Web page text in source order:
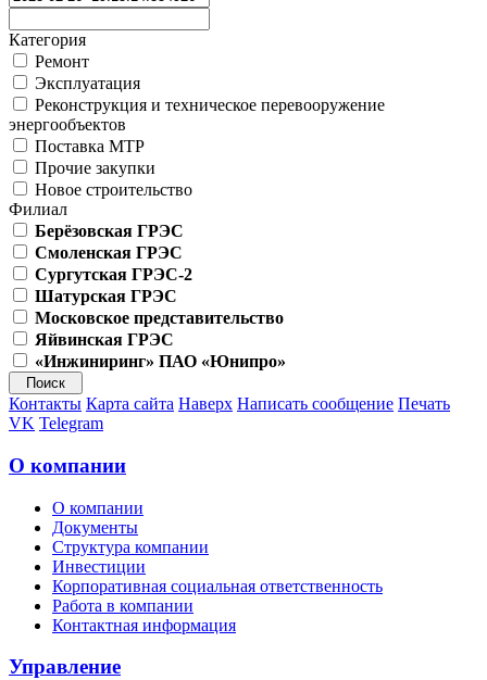
Категория
Ремонт
Эксплуатация
Реконструкция и техническое перевооружение
энергообъектов
Поставка МТР
Прочие закупки
Новое строительство
Филиал
Берёзовская ГРЭС
Смоленская ГРЭС
Сургутская ГРЭС-2
Шатурская ГРЭС
Московское представительство
Яйвинская ГРЭС
«Инжиниринг» ПАО «Юнипро»
Контакты Карта сайта Наверх Написать сообщение Печать
VK Telegram
О компании
О компании
Документы
Структура компании
Инвестиции
Корпоративная социальная ответственность
Работа в компании
Контактная информация
Управление